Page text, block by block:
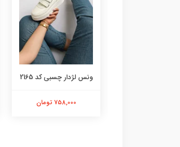
ونس لژدار چسبی کد 2165
758,000 تومان